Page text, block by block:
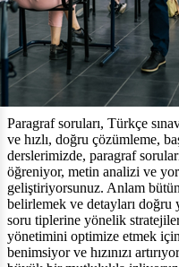
Paragraf soruları, Türkçe
ve hızlı, doğru çözümleme,
derslerimizde, paragraf
öğreniyor, metin analizi ve
geliştiriyorsunuz. Anlam
belirlemek ve detayları doğru
soru tiplerine yönelik
yönetimini optimize etmek
benimsiyor ve hızınızı